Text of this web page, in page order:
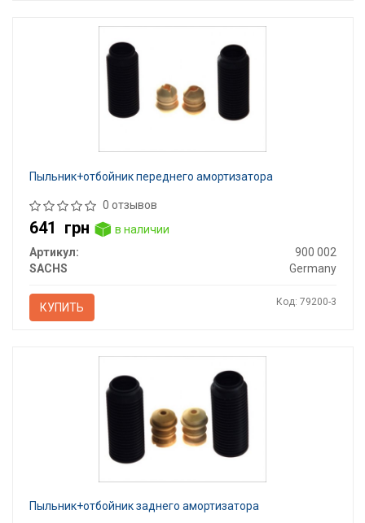
Пыльник+отбойник переднего амортизатора
0 отзывов
641 грн
в наличии
Артикул:
900 002
SACHS
Germany
КУПИТЬ Код: 79200-3
Пыльник+отбойник заднего амортизатора